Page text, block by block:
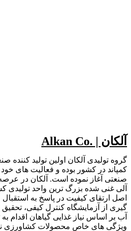
آلکان | .Alkan Co
گروه تولیدی آلکان اولین تولید کننده
صنعتی آغاز نموده است. آلکان در
آلی غنی شده بزرگ ترین واحد تولیدی
اصل ارتقای کیفیت در پاسخ به استقبال
گیری از آزمایشگاه کنترل کیفی،
آب بر اساس نیاز غذایی گیاهان اقدام
ویژگی های خاص محصولات کشاورزی